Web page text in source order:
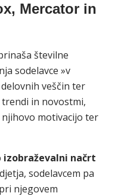
Mercator in
številne
sodelavce »v
veščin ter
in novostmi,
motivacijo ter
izobraževalni načrt
sodelavcem pa
njegovem